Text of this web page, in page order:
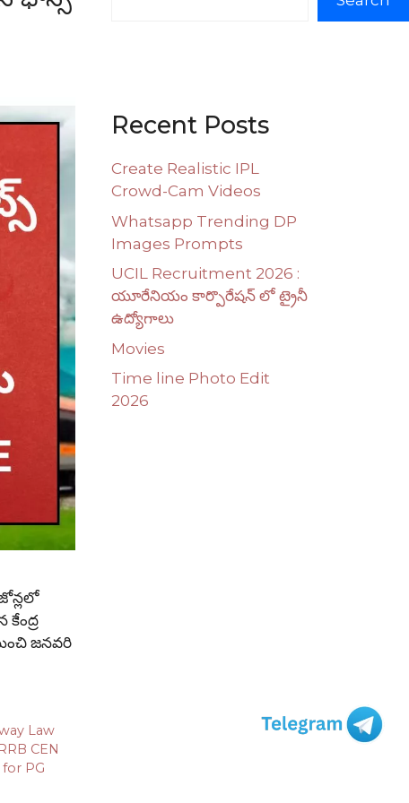
జనవరి
Law
RRB CEN
for PG
Recent Posts
Create Realistic IPL
Crowd-Cam Videos
Whatsapp Trending DP
Images Prompts
UCIL Recruitment 2026 :
యూరేనియం కార్పొరేషన్ లో ట్రైనీ
ఉద్యోగాలు
Movies
Time line Photo Edit
2026